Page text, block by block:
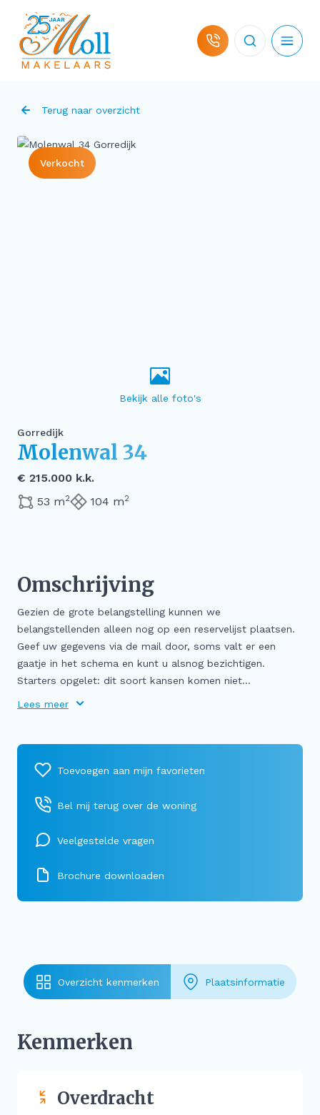
Terug naar overzicht
Verkocht
Gorredijk
Molenwal 34
€ 215.000 k.k.
53 m2 104 m2
Omschrijving
Gezien de grote belangstelling kunnen we
belangstellenden alleen nog op een reservelijst plaatsen.
Geef uw gegevens via de mail door, soms valt er een
gaatje in het schema en kunt u alsnog bezichtigen.
Starters opgelet: dit soort kansen komen niet...
Lees meer
Bel mij terug over de woning
Veelgestelde vragen
Brochure downloaden
Overzicht kenmerken Plaatsinformatie
Kenmerken
Overdracht